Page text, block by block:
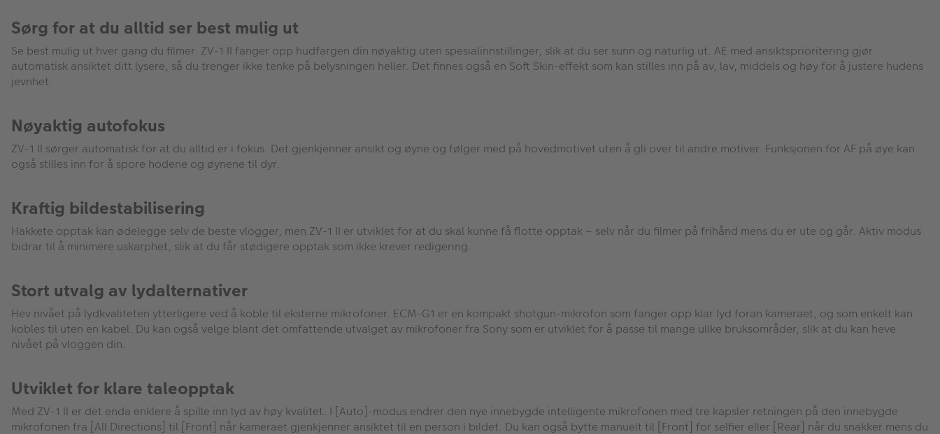
Sørg for at du alltid ser best mulig ut
Se best mulig ut hver gang du filmer. ZV-1 II fanger opp hudfargen din nøyaktig uten spesialinnstillinger, slik at du ser sunn og naturlig ut. AE med ansiktsprioritering gjør
automatisk ansiktet ditt lysere, så du trenger ikke tenke på belysningen heller. Det finnes også en Soft Skin-effekt som kan stilles inn på av, lav, middels og høy for å justere hudens
jevnhet.
Nøyaktig autofokus
ZV-1 II sørger automatisk for at du alltid er i fokus. Det gjenkjenner ansikt og øyne og følger med på hovedmotivet uten å gli over til andre motiver. Funksjonen for AF på øye kan
også stilles inn for å spore hodene og øynene til dyr.
Kraftig bildestabilisering
Hakkete opptak kan ødelegge selv de beste vlogger, men ZV-1 II er utviklet for at du skal kunne få flotte opptak – selv når du filmer på frihånd mens du er ute og går. Aktiv modus
bidrar til å minimere uskarphet, slik at du får stødigere opptak som ikke krever redigering.
Stort utvalg av lydalternativer
Hev nivået på lydkvaliteten ytterligere ved å koble til eksterne mikrofoner. ECM-G1 er en kompakt shotgun-mikrofon som fanger opp klar lyd foran kameraet, og som enkelt kan
kobles til uten en kabel. Du kan også velge blant det omfattende utvalget av mikrofoner fra Sony som er utviklet for å passe til mange ulike bruksområder, slik at du kan heve
nivået på vloggen din.
Utviklet for klare taleopptak
Med ZV-1 II er det enda enklere å spille inn lyd av høy kvalitet. I [Auto]-modus endrer den nye innebygde intelligente mikrofonen med tre kapsler retningen på den innebygde
mikrofonen fra [All Directions] til [Front] når kameraet gjenkjenner ansiktet til en person i bildet. Du kan også bytte manuelt til [Front] for selfier eller [Rear] når du snakker mens du